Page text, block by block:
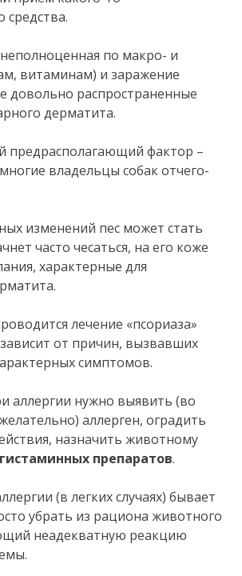
средства.
по макро- и
витаминам) и заражение
довольно распространенные
дерматита.
предрасполагающий фактор –
владельцы собак отчего-
изменений пес может стать
часто чесаться, на его коже
характерные для
лечение «псориаза»
зависит от причин, вызвавших
симптомов.
аллергии нужно выявить (во
аллерген, оградить
назначить животному
препаратов.
(в легких случаях) бывает
убрать из рациона животного
неадекватную реакцию